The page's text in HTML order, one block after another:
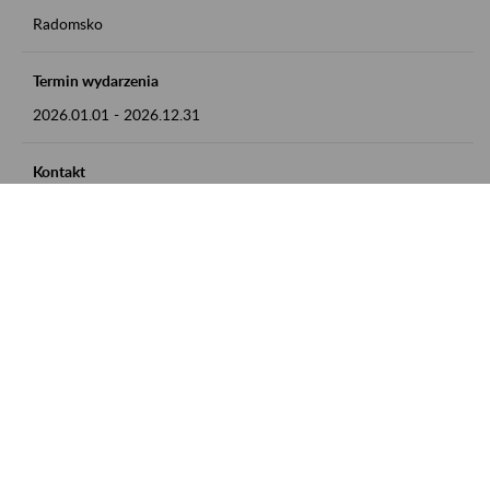
Radomsko
Termin wydarzenia
2026.01.01 - 2026.12.31
Kontakt